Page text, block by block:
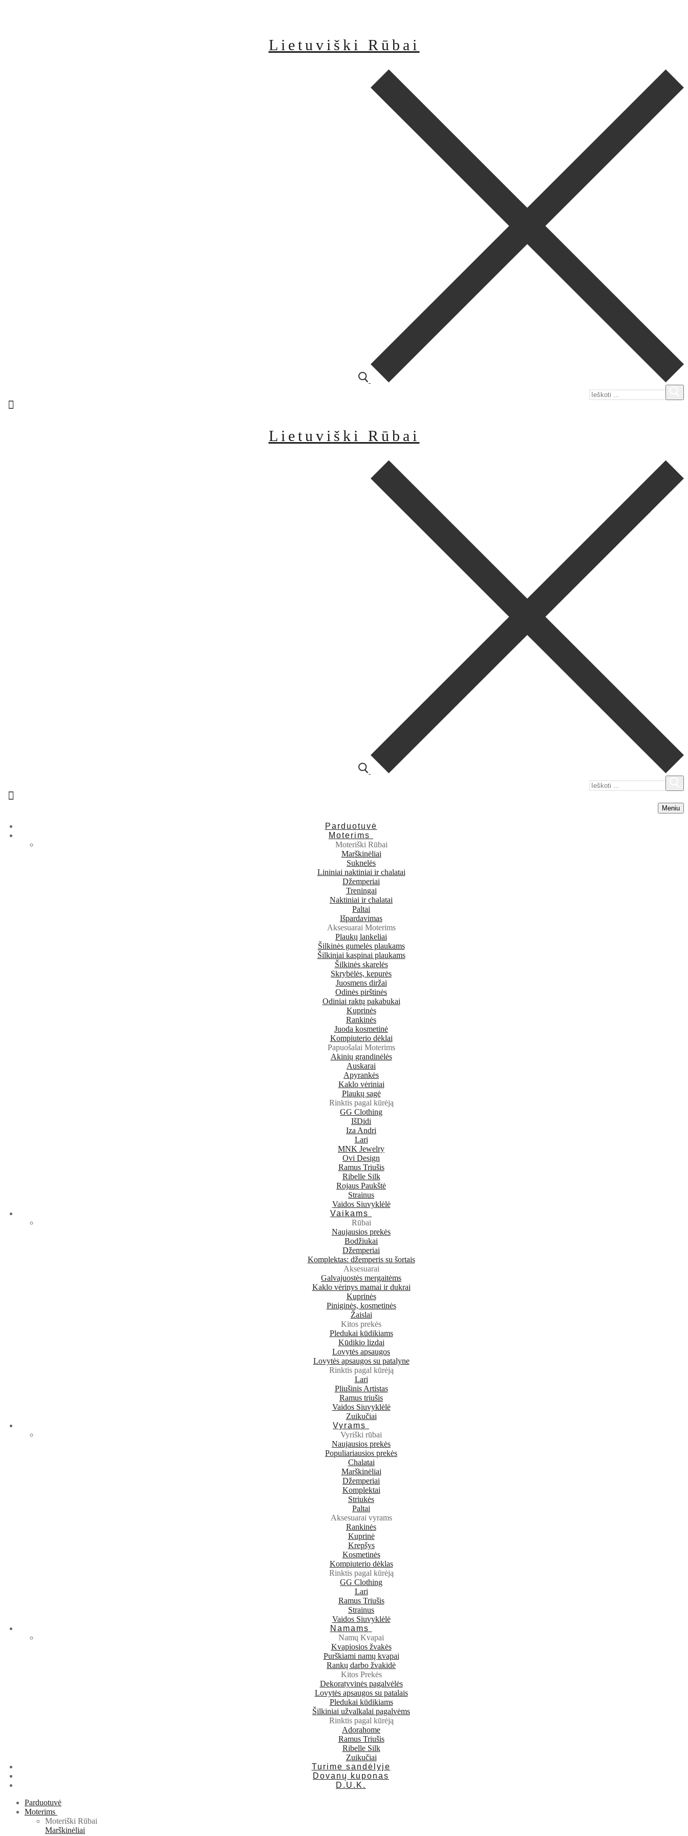
Lietuviški Rūbai
Lietuviški Rūbai
Meniu
Parduotuvė
Moterims
Moteriški Rūbai
Marškinėliai
Suknelės
Lininiai naktiniai ir chalatai
Džemperiai
Treningai
Naktiniai ir chalatai
Paltai
Išpardavimas
Aksesuarai Moterims
Plaukų lankeliai
Šilkinės gumelės plaukams
Šilkiniai kaspinai plaukams
Šilkinės skarelės
Skrybėlės, kepurės
Juosmens diržai
Odinės pirštinės
Odiniai raktų pakabukai
Kuprinės
Rankinės
Juoda kosmetinė
Kompiuterio dėklai
Papuošalai Moterims
Akinių grandinėlės
Auskarai
Apyrankės
Kaklo vėriniai
Plaukų sagė
Rinktis pagal kūrėją
GG Clothing
IšDidi
Iza Andri
Lari
MNK Jewelry
Ovi Design
Ramus Triušis
Ribelle Silk
Rojaus Paukštė
Strainus
Vaidos Siuvyklėlė
Vaikams
Rūbai
Naujausios prekės
Bodžiukai
Džemperiai
Komplektas: džemperis su šortais
Aksesuarai
Galvajuostės mergaitėms
Kaklo vėrinys mamai ir dukrai
Kuprinės
Piniginės, kosmetinės
Žaislai
Kitos prekės
Pledukai kūdikiams
Kūdikio lizdai
Lovytės apsaugos
Lovytės apsaugos su patalyne
Rinktis pagal kūrėją
Lari
Pliušinis Artistas
Ramus triušis
Vaidos Siuvyklėlė
Zuikučiai
Vyrams
Vyriški rūbai
Naujausios prekės
Populiariausios prekės
Chalatai
Marškinėliai
Džemperiai
Komplektai
Striukės
Paltai
Aksesuarai vyrams
Rankinės
Kuprinė
Krepšys
Kosmetinės
Kompiuterio dėklas
Rinktis pagal kūrėją
GG Clothing
Lari
Ramus Triušis
Strainus
Vaidos Siuvyklėlė
Namams
Namų Kvapai
Kvapiosios žvakės
Purškiami namų kvapai
Rankų darbo žvakidė
Kitos Prekės
Dekoratyvinės pagalvėlės
Lovytės apsaugos su patalais
Pledukai kūdikiams
Šilkiniai užvalkalai pagalvėms
Rinktis pagal kūrėją
Adorahome
Ramus Triušis
Ribelle Silk
Zuikučiai
Turime sandėlyje
Dovanų kuponas
D.U.K.
Parduotuvė
Moterims
Moteriški Rūbai
Marškinėliai